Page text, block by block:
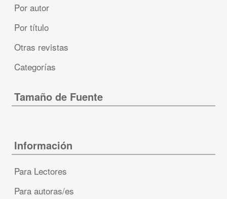
Por autor
Por título
Otras revistas
Categorías
Tamaño de Fuente
Información
Para Lectores
Para autoras/es